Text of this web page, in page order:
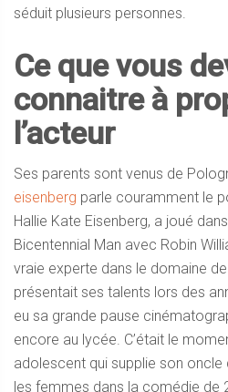
séduit plusieurs personnes.
Ce que vous
connaitre à
l’acteur
Ses parents sont venus de
eisenberg parle couramment le
Hallie Kate Eisenberg, a joué
Bicentennial Man avec Robin
vraie experte dans le domaine
présentait ses talents lors des
eu sa grande pause
encore au lycée. C’était le
adolescent qui supplie son oncle
les femmes dans la comédie de